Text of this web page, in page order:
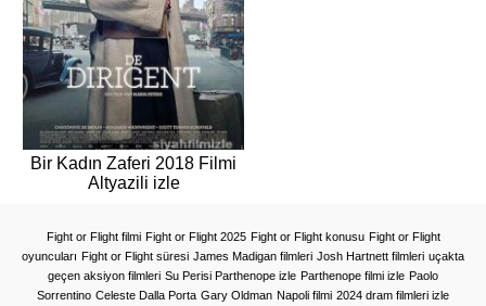
Bir Kadın Zaferi 2018 Filmi
Altyazili izle
Fight or Flight filmi Fight or Flight 2025 Fight or Flight konusu Fight or Flight
oyuncuları Fight or Flight süresi James Madigan filmleri Josh Hartnett filmleri uçakta
geçen aksiyon filmleri Su Perisi Parthenope izle Parthenope filmi izle Paolo
Sorrentino Celeste Dalla Porta Gary Oldman Napoli filmi 2024 dram filmleri izle